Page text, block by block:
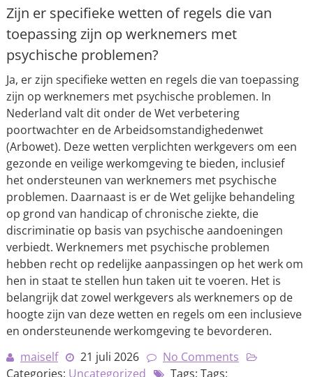
Zijn er specifieke wetten of regels die van
toepassing zijn op werknemers met
psychische problemen?
Ja, er zijn specifieke wetten en regels die van toepassing
zijn op werknemers met psychische problemen. In
Nederland valt dit onder de Wet verbetering
poortwachter en de Arbeidsomstandighedenwet
(Arbowet). Deze wetten verplichten werkgevers om een
gezonde en veilige werkomgeving te bieden, inclusief
het ondersteunen van werknemers met psychische
problemen. Daarnaast is er de Wet gelijke behandeling
op grond van handicap of chronische ziekte, die
discriminatie op basis van psychische aandoeningen
verbiedt. Werknemers met psychische problemen
hebben recht op redelijke aanpassingen op het werk om
hen in staat te stellen hun taken uit te voeren. Het is
belangrijk dat zowel werkgevers als werknemers op de
hoogte zijn van deze wetten en regels om een inclusieve
en ondersteunende werkomgeving te bevorderen.
maiself
21 juli 2026
No Comments
Categories: Uncategorized
Tags: Tags: